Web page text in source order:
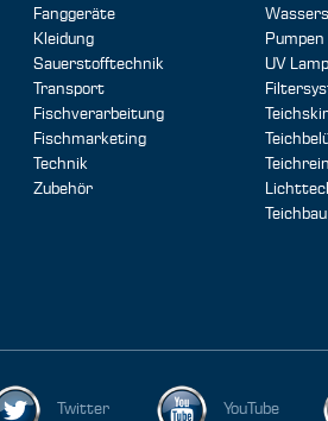
Fanggeräte
Kleidung
Sauerstofftechnik
Transport
Fischverarbeitung
Fischmarketing
Technik
Zubehör
Pumpen
UV
Teichbau
Twitter YouTube